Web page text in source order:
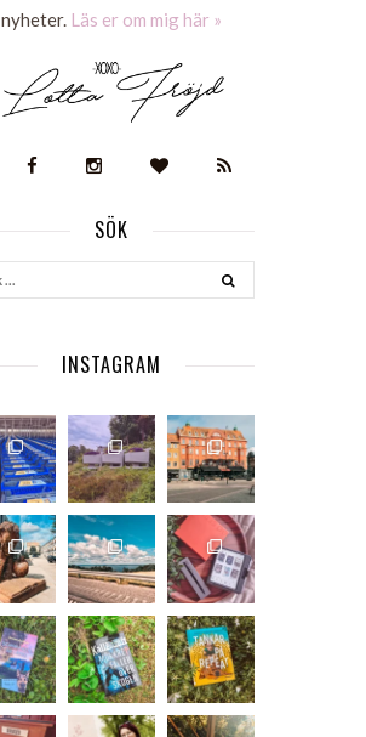
nyheter. Läs er om mig här »
SÖK
INSTAGRAM